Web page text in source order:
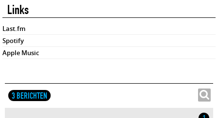
Links
Last.fm
Spotify
Apple Music
3 BERICHTEN